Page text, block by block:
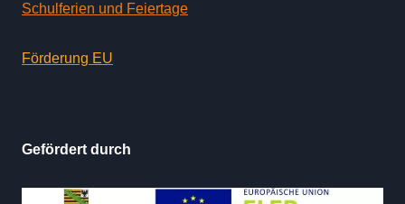
Schulferien und Feiertage
Förderung EU
Gefördert durch